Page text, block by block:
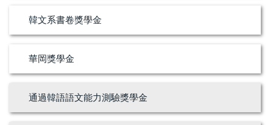
韓文系書卷獎學金
華岡獎學金
通過韓語語文能力測驗獎學金